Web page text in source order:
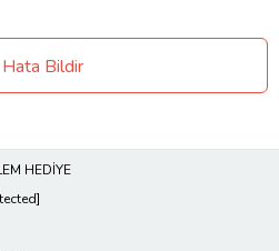
Hata Bildir
HEDİYE